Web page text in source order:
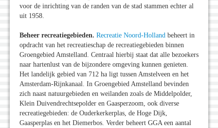
voor de inrichting van de randen van de stad stammen echter al
uit 1958.
Beheer recreatiegebieden. Recreatie Noord-Holland beheert in
opdracht van het recreatieschap de recreatiegebieden binnen
Groengebied Amstelland. Centraal hierbij staat dat alle bezoekers
naar hartenlust van de bijzondere omgeving kunnen genieten.
Het landelijk gebied van 712 ha ligt tussen Amstelveen en het
Amsterdam-Rijnkanaal. In Groengebied Amstelland bevinden
zich naast natuurgebieden en weilanden zoals de Middelpolder,
Klein Duivendrechtsepolder en Gaasperzoom, ook diverse
recreatiegebieden: de Ouderkerkerplas, de Hoge Dijk,
Gaasperplas en het Diemerbos. Verder beheert GGA een aantal